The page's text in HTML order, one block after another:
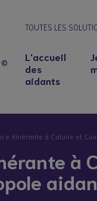
TOUTES LES
L'accueil
des
aidants
itinérante à Caluire et
à